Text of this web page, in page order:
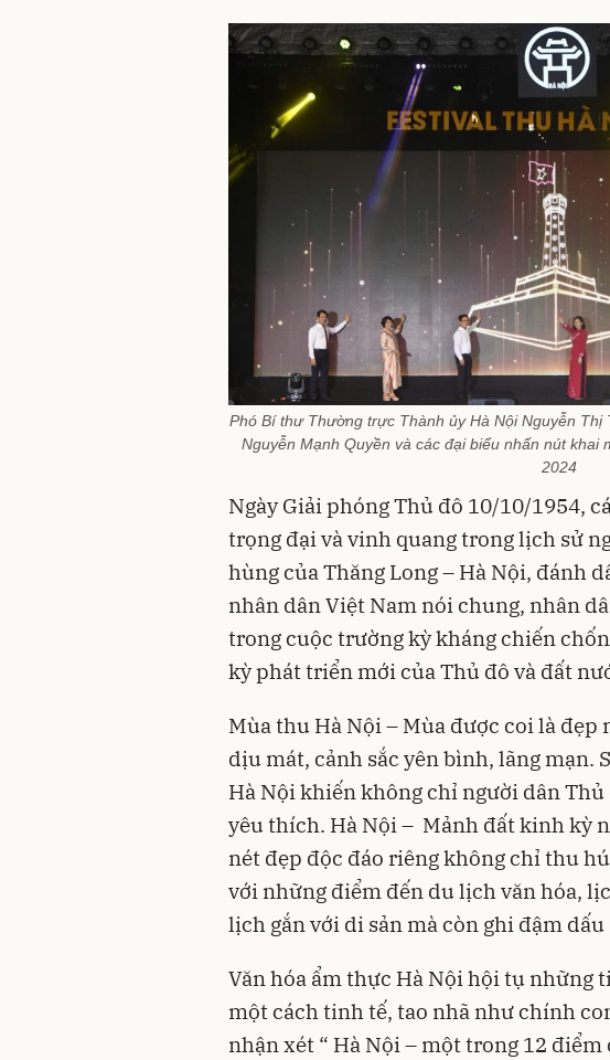
Phó Bí thư Thường trực Thành ủy Hà Nội Nguyễn Thị
Nguyễn Mạnh Quyền và các đại biểu nhấn nút khai
2024
Ngày Giải phóng Thủ đô 10/10/1954,
trọng đại và vinh quang trong lịch sử
hùng của Thăng Long – Hà Nội, đánh
nhân dân Việt Nam nói chung, nhân
trong cuộc trường kỳ kháng chiến
kỳ phát triển mới của Thủ đô và đất
Mùa thu Hà Nội – Mùa được coi là
dịu mát, cảnh sắc yên bình, lãng mạn.
Hà Nội khiến không chỉ người dân Thủ
yêu thích. Hà Nội – Mảnh đất kinh kỳ
nét đẹp độc đáo riêng không chỉ thu
với những điểm đến du lịch văn hóa,
lịch gắn với di sản mà còn ghi đậm
Văn hóa ẩm thực Hà Nội hội tụ những
một cách tinh tế, tao nhã như chính
nhận xét “ Hà Nội – một trong 12